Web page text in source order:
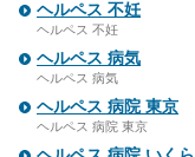
ヘルペス 不妊
ヘルペス 不妊
ヘルペス 病気
ヘルペス 病気
ヘルペス 病院 東京
ヘルペス 病院 東京